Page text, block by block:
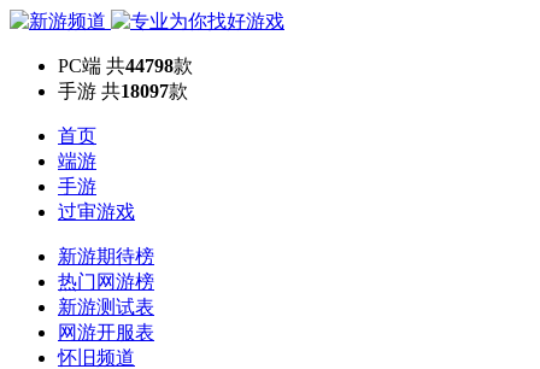
PC端 共44798款
手游 共18097款
首页
端游
手游
过审游戏
新游期待榜
热门网游榜
新游测试表
网游开服表
怀旧频道